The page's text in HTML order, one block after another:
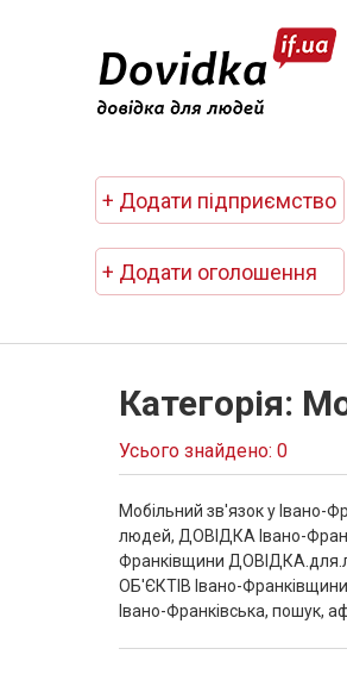
+ Додати підприємство
+ Додати оголошення
Категорія:
Усього знайдено: 0
Мобільний зв'язок у Івано-
людей, ДОВІДКА Івано-
Франківщини
ОБ'ЄКТІВ Івано-
Івано-Франківська, пошук,